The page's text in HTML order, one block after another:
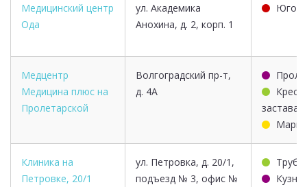
Медицинский центр
Ода
ул. Академика
Анохина, д. 2, корп. 1
Юго-
Медцентр
Медицина плюс на
Пролетарской
Волгоградский пр-т,
д. 4А
застава
Клиника на
Петровке, 20/1
ул. Петровка, д. 20/1,
подъезд № 3, офис №